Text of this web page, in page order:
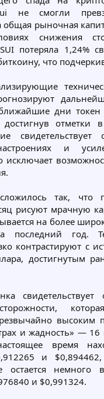
не смогли
общая рыночная
снижения
потеряла 1,24%
что
дни токен
достигнув отметки
и
исключает
так, что
рисуют мрачную
на более
последний год.
контрастируют с
достигнутым
высоким
и жадность» —
время
и
остается
и $0,991324.